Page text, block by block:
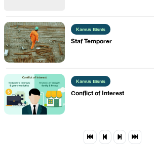
Kamus Bisnis
​Staf Temporer
Kamus Bisnis
​Conflict of Interest